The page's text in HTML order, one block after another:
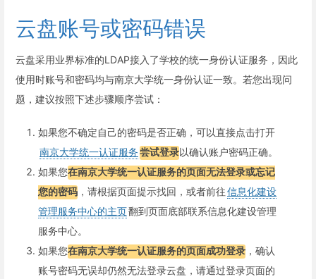
云盘账号或密码错误
云盘采用业界标准的LDAP接入了学校的统一身份认证服务，因此
使用时账号和密码均与南京大学统一身份认证一致。若您出现问
题，建议按照下述步骤顺序尝试：
如果您不确定自己的密码是否正确，可以直接点击打开
南京大学统一认证服务尝试登录以确认账户密码正确。
如果您在南京大学统一认证服务的页面无法登录或忘记
您的密码 ，请根据页面提示找回，或者前往信息化建设
管理服务中心的主页翻到页面底部联系信息化建设管理
服务中心。
如果您在南京大学统一认证服务的页面成功登录 ，确认
账号密码无误却仍然无法登录云盘，请通过登录页面的